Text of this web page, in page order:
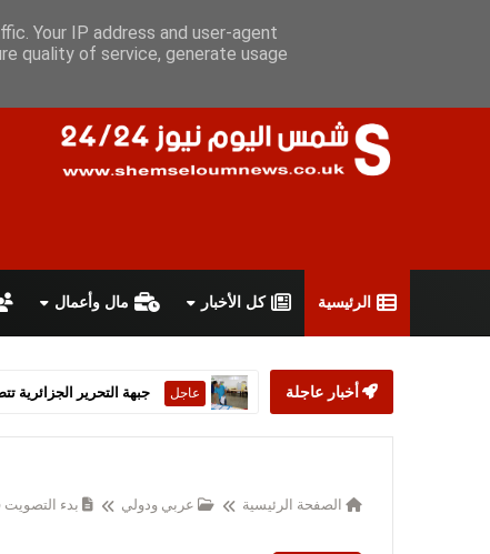
سياسة الخصوصية اتفاقية الاستخدام
الرئيسية كل الأخبار مال وأعمال
أخبار عاجلة عاجل ستارمر يعلن استقالته من
الصفحة الرئيسية عربي ودولي بدء
Your IP address and user-agent
quality of service, generate usage